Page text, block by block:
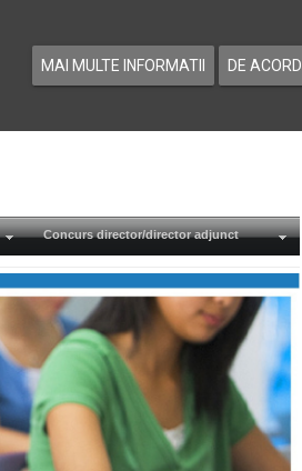
MAI MULTE INFORMATII DE ACORD
Concurs director/director adjunct